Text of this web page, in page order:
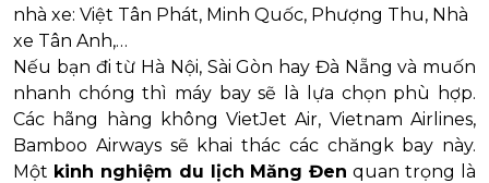
nhà xe: Việt Tân Phát, Minh Quốc, Phượng Thu, Nhà
xe Tân Anh,…
Nếu bạn đi từ Hà Nội, Sài Gòn hay Đà Nẵng và muốn
nhanh chóng thì máy bay sẽ là lựa chọn phù hợp.
Các hãng hàng không VietJet Air, Vietnam Airlines,
Bamboo Airways sẽ khai thác các chăngk bay này.
Một kinh nghiệm du lịch Măng Đen quan trọng là